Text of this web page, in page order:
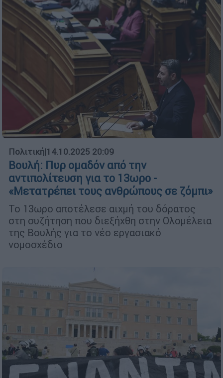
Πολιτική|14.10.2025 20:09
Βουλή: Πυρ ομαδόν από την
αντιπολίτευση για το 13ωρο -
«Μετατρέπει τους ανθρώπους σε ζόμπι»
Το 13ωρο αποτέλεσε αιχμή του δόρατος
στη συζήτηση που διεξήχθη στην Ολομέλεια
της Βουλής για το νέο εργασιακό
νομοσχέδιο